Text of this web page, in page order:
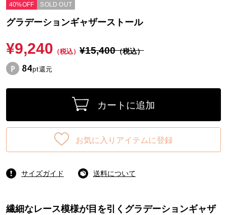
40%OFF SOLD OUT
グラデーションギャザーストール
¥9,240 （税込） ¥15,400（税込）
84pt還元
カートに追加
お気に入りアイテムに登録
サイズガイド 送料について
繊細なレース模様が目を引くグラデーションギャザ